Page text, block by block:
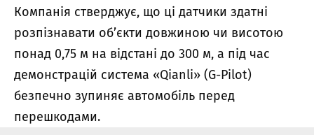
Компанія стверджує, що ці датчики здатні
розпізнавати об’єкти довжиною чи висотою
понад 0,75 м на відстані до 300 м, а під час
демонстрацій система «Qianli» (G-Pilot)
безпечно зупиняє автомобіль перед
перешкодами.